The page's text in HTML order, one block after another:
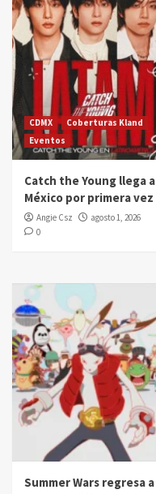
CDMX
Coberturas Kland
Eventos
Catch the Young llega a
México por primera vez
Angie Csz
agosto 1, 2026
0
Summer Wars regresa a